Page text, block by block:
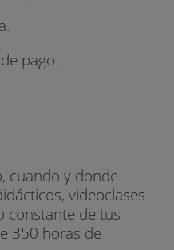
pago.
cuando y donde
videoclases
constante de tus
350 horas de